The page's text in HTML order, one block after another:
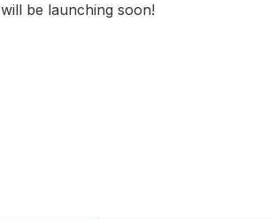
will be launching soon!